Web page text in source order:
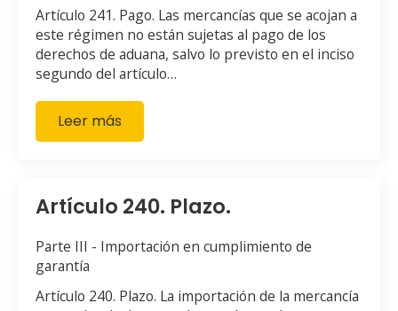
Artículo 241. Pago. Las mercancías que se acojan a
este régimen no están sujetas al pago de los
derechos de aduana, salvo lo previsto en el inciso
segundo del artículo…
Leer más
Artículo 240. Plazo.
Parte III - Importación en cumplimiento de
garantía
Artículo 240. Plazo. La importación de la mercancía